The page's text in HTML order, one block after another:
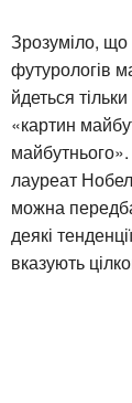
Зрозуміло, що
футурологів
йдеться
«картин
лауреат
можна
деякі
вказують